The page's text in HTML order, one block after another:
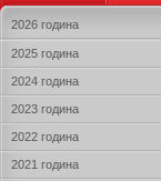
2026 година
2025 година
2024 година
2023 година
2022 година
2021 година